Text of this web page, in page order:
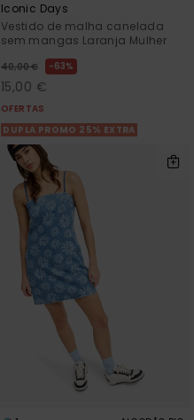
Iconic Days
Vestido de malha canelada
sem mangas Laranja Mulher
40,00 € 63%
15,00 €
OFERTAS
DUPLA PROMO 25% EXTRA